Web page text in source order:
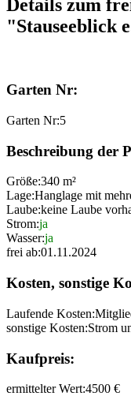
Details zum
"Stauseeblick
Garten Nr:
Garten Nr:5
Beschreibung der
Größe:340 m²
Lage:Hanglage mit
Laube:keine Laube
Strom:ja
Wasser:ja
frei ab:01.11.2024
Kosten, sonstige
Laufende Kosten:
sonstige Kosten:Strom
Kaufpreis:
ermittelter Wert:4500 €